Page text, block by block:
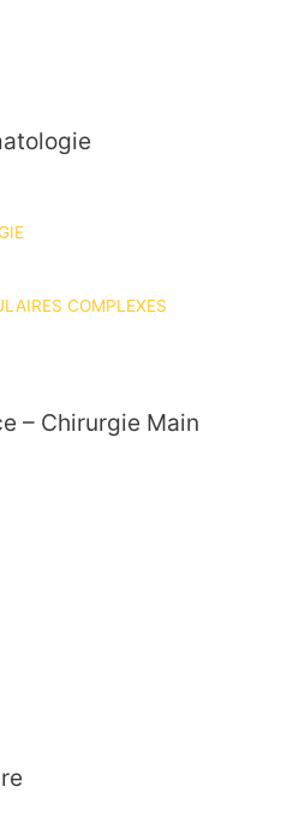
COMPLEXES
– Chirurgie Main